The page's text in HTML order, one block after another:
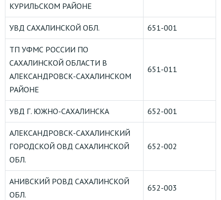
КУРИЛЬСКОМ РАЙОНЕ
УВД САХАЛИНСКОЙ ОБЛ. 651-001
ТП УФМС РОССИИ ПО
САХАЛИНСКОЙ ОБЛАСТИ В
АЛЕКСАНДРОВСК-САХАЛИНСКОМ
РАЙОНЕ
651-011
УВД Г. ЮЖНО-САХАЛИНСКА 652-001
АЛЕКСАНДРОВСК-САХАЛИНСКИЙ
ГОРОДСКОЙ ОВД САХАЛИНСКОЙ
ОБЛ.
652-002
АНИВСКИЙ РОВД САХАЛИНСКОЙ
ОБЛ.
652-003